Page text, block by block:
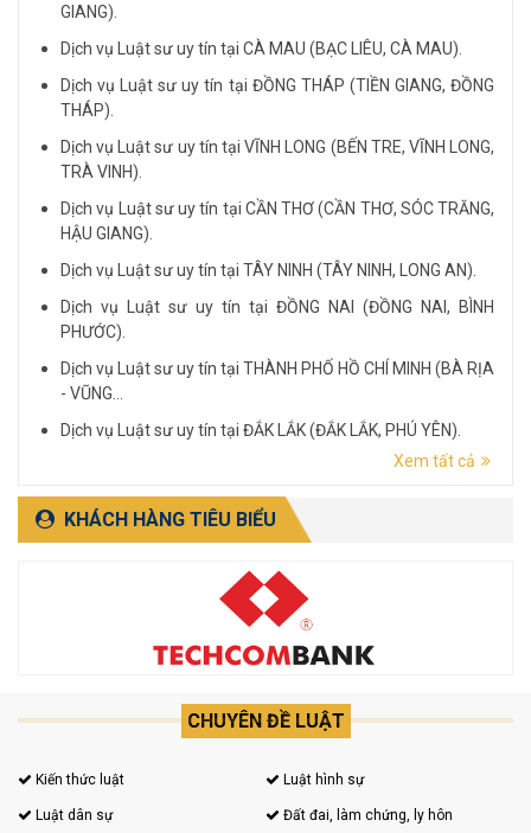
GIANG).
Dịch vụ Luật sư uy tín tại CÀ MAU (BẠC LIÊU, CÀ MAU).
Dịch vụ Luật sư uy tín tại ĐỒNG THÁP (TIỀN GIANG, ĐỒNG
THÁP).
Dịch vụ Luật sư uy tín tại VĨNH LONG (BẾN TRE, VĨNH LONG,
TRÀ VINH).
Dịch vụ Luật sư uy tín tại CẦN THƠ (CẦN THƠ, SÓC TRĂNG,
HẬU GIANG).
Dịch vụ Luật sư uy tín tại TÂY NINH (TÂY NINH, LONG AN).
Dịch vụ Luật sư uy tín tại ĐỒNG NAI (ĐỒNG NAI, BÌNH
PHƯỚC).
Dịch vụ Luật sư uy tín tại THÀNH PHỐ HỒ CHÍ MINH (BÀ RỊA
- VŨNG...
Dịch vụ Luật sư uy tín tại ĐẮK LẮK (ĐẮK LẮK, PHÚ YÊN).
Dịch vụ Luật sư uy tín tại LÂM ĐỒNG (LÂM ĐỒNG, ĐẮK
Xem tất cả
KHÁCH HÀNG TIÊU BIỂU
CHUYÊN ĐỀ LUẬT
Kiến thức luật Luật hình sự
Luật dân sự Đất đai, làm chứng, ly hôn